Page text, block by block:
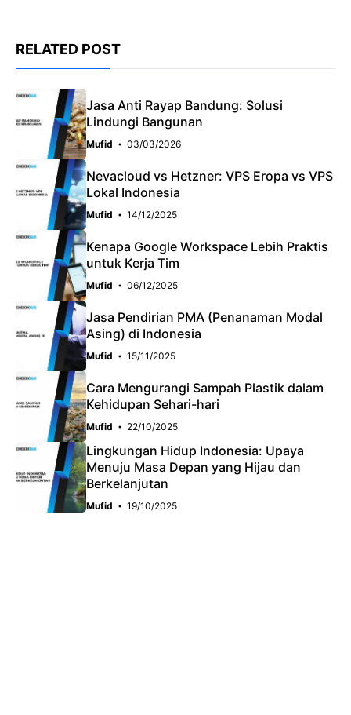
RELATED POST
Jasa Anti Rayap Bandung: Solusi
Lindungi Bangunan
Mufid 03/03/2026
Nevacloud vs Hetzner: VPS Eropa vs VPS
Lokal Indonesia
Mufid 14/12/2025
Kenapa Google Workspace Lebih Praktis
untuk Kerja Tim
Mufid 06/12/2025
Jasa Pendirian PMA (Penanaman Modal
Asing) di Indonesia
Mufid 15/11/2025
Cara Mengurangi Sampah Plastik dalam
Kehidupan Sehari-hari
Mufid 22/10/2025
Lingkungan Hidup Indonesia: Upaya
Menuju Masa Depan yang Hijau dan
Berkelanjutan
Mufid 19/10/2025